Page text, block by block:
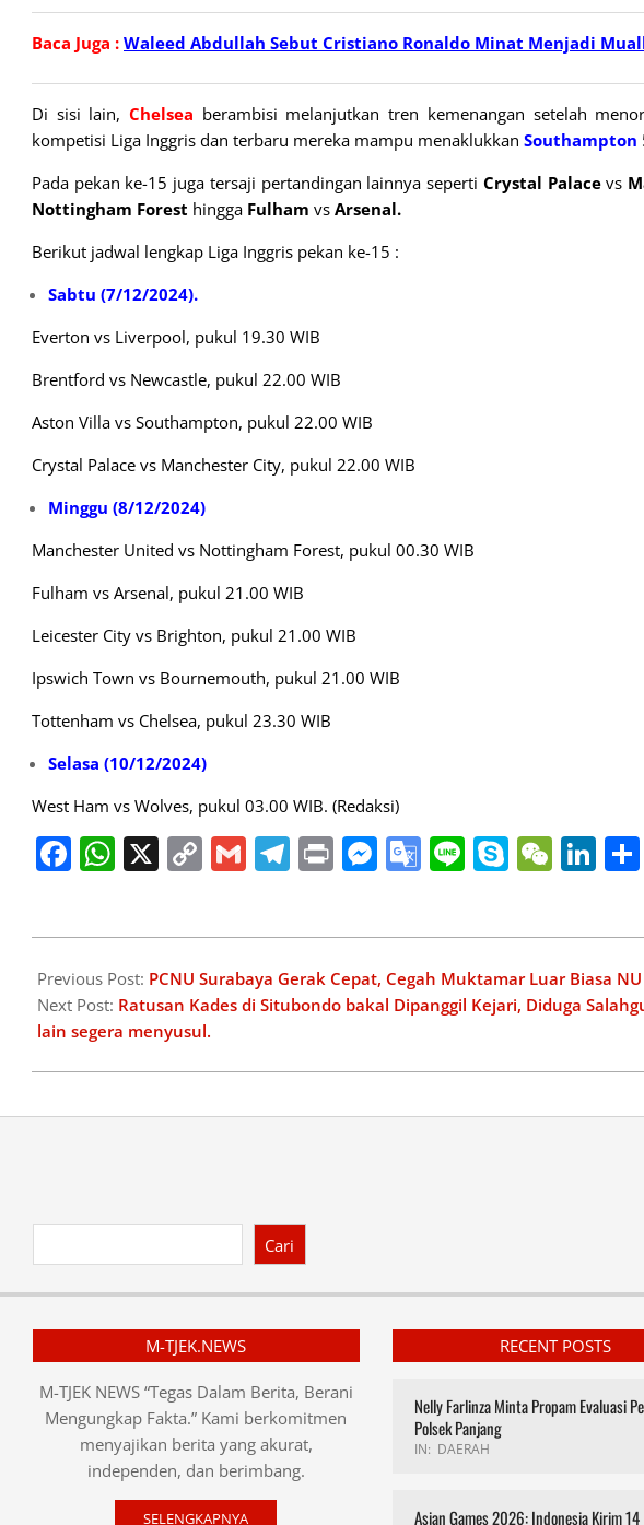
Baca Juga : Waleed Abdullah Sebut Cristiano Ronaldo Minat Menjadi
Di sisi lain,Chelsea berambisi melanjutkan tren kemenangan setelah
kompetisi Liga Inggris dan terbaru mereka mampu menaklukkan Southampton
Pada pekan ke-15 juga tersaji pertandingan lainnya seperti Crystal Palacevs
Nottingham Forest hingga Fulham vs Arsenal.
Berikut jadwal lengkap Liga Inggris pekan ke-15 :
Sabtu (7/12/2024).
Everton vs Liverpool, pukul 19.30 WIB
Brentford vs Newcastle, pukul 22.00 WIB
Aston Villa vs Southampton, pukul 22.00 WIB
Crystal Palace vs Manchester City, pukul 22.00 WIB
Minggu (8/12/2024)
Manchester United vs Nottingham Forest, pukul 00.30 WIB
Fulham vs Arsenal, pukul 21.00 WIB
Leicester City vs Brighton, pukul 21.00 WIB
Ipswich Town vs Bournemouth, pukul 21.00 WIB
Tottenham vs Chelsea, pukul 23.30 WIB
Selasa (10/12/2024)
West Ham vs Wolves, pukul 03.00 WIB. (Redaksi)
Facebook
WhatsApp
X CopyGmailTelegram
PrintMessenger
Google
LineSkype
12-
07
Previous Post: PCNU Surabaya Gerak Cepat, Cegah Muktamar Luar Biasa
Next Post: Ratusan Kades di Situbondo bakal Dipanggil Kejari, Diduga
lain segera menyusul.
Cari
M-TJEK.NEWS
M-TJEK NEWS “Tegas Dalam Berita, Berani
Mengungkap Fakta.” Kami berkomitmen
menyajikan berita yang akurat,
independen, dan berimbang.
SELENGKAPNYA
RECENT POSTS
Nelly Farlinza Minta Propam Evaluasi
Polsek Panjang
IN: DAERAH
Asian Games 2026: Indonesia Kirim 14